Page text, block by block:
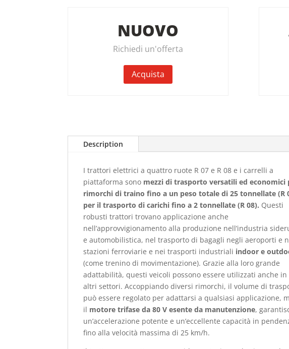
NUOVO
Richiedi un'offerta
Acquista
Description
I trattori elettrici a quattro ruote R 07 e R 08 e i carrelli a
piattaforma sono mezzi di trasporto versatili ed economici
rimorchi di traino fino a un peso totale di 25 tonnellate (R
per il trasporto di carichi fino a 2 tonnellate (R 08). Questi
robusti trattori trovano applicazione anche
nell’approvvigionamento alla produzione nell’industria
e automobilistica, nel trasporto di bagagli negli aeroporti e
stazioni ferroviarie e nei trasporti industriali indoor e
(come trenino di movimentazione). Grazie alla loro grande
adattabilità, questi veicoli possono essere utilizzati anche
altri settori. Accoppiando diversi rimorchi, il volume di
può essere regolato per adattarsi a qualsiasi applicazione,
il motore trifase da 80 V esente da manutenzione,
un’accelerazione potente e un’eccellente capacità in
fino alla velocità massima di 25 km/h.